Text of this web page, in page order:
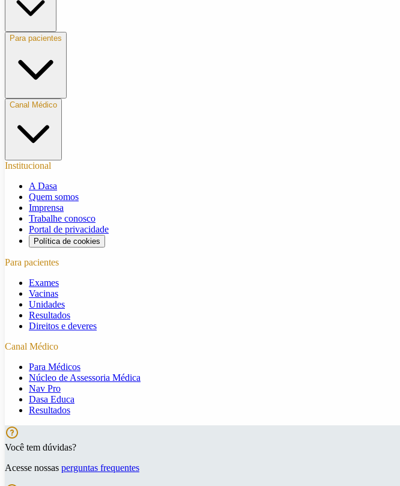
Para pacientes
Canal Médico
Institucional
A Dasa
Quem somos
Imprensa
Trabalhe conosco
Portal de privacidade
Política de cookies
Para pacientes
Exames
Vacinas
Unidades
Resultados
Direitos e deveres
Canal Médico
Para Médicos
Núcleo de Assessoria Médica
Nav Pro
Dasa Educa
Resultados
Você tem dúvidas?
Acesse nossas perguntas frequentes